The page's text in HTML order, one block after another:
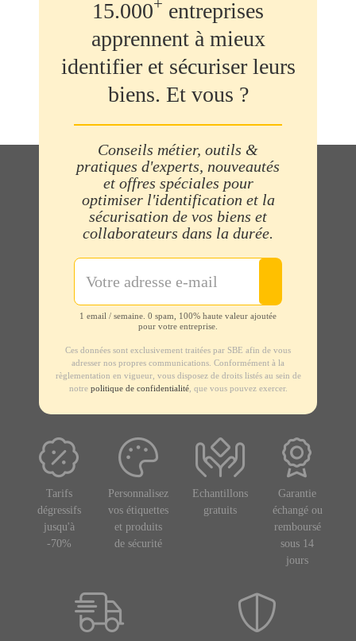
15.000+ entreprises
apprennent à mieux
identifier et sécuriser leurs
biens. Et vous ?
Conseils métier, outils &
pratiques d'experts, nouveautés
et offres spéciales pour
optimiser l'identification et la
sécurisation de vos biens et
collaborateurs dans la durée.
1 email / semaine. 0 spam, 100% haute valeur ajoutée
pour votre entreprise.
Ces données sont exclusivement traitées par SBE afin de vous
adresser nos propres communications. Conformément à la
règlementation en vigueur, vous disposez de droits listés au sein de
notre politique de confidentialité, que vous pouvez exercer.
Tarifs
dégressifs
jusqu'à
-70%
Personnalisez
vos étiquettes
et produits
de sécurité
Echantillons
gratuits
Garantie
échangé ou
remboursé
sous 14
jours